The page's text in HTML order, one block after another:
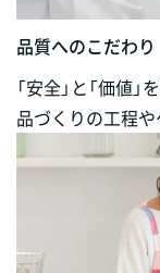
品質へのこだわり
「安全」と「価値
品づくりの工程